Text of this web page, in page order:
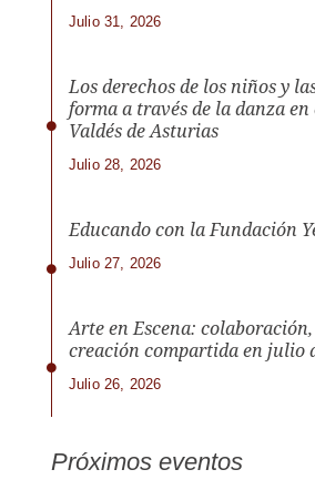
Julio 31, 2026
Los derechos de los niños y
forma a través de la danza en
Valdés de Asturias
Julio 28, 2026
Educando con la Fundación
Julio 27, 2026
Arte en Escena:
creación compartida en julio
Julio 26, 2026
Próximos eventos